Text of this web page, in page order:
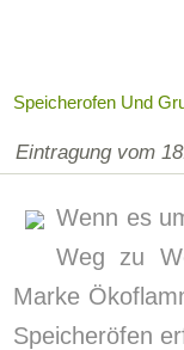
Speicherofen Und
Eintragung vom
Wenn es
Weg zu
Marke
Speicheröfen